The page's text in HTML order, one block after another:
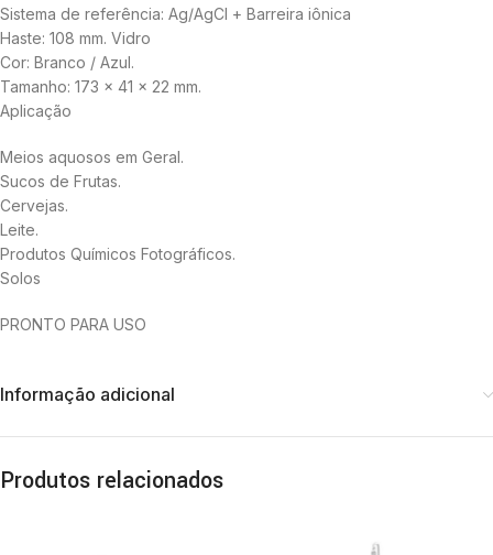
Sistema de referência: Ag/AgCl + Barreira iônica
Haste: 108 mm. Vidro
Cor: Branco / Azul.
Tamanho: 173 x 41 x 22 mm.
Aplicação
Meios aquosos em Geral.
Sucos de Frutas.
Cervejas.
Leite.
Produtos Químicos Fotográficos.
Solos
PRONTO PARA USO
Informação adicional
Produtos relacionados